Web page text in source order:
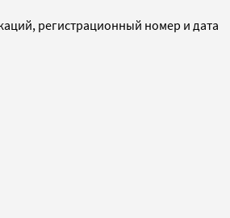
регистрационный номер и дата